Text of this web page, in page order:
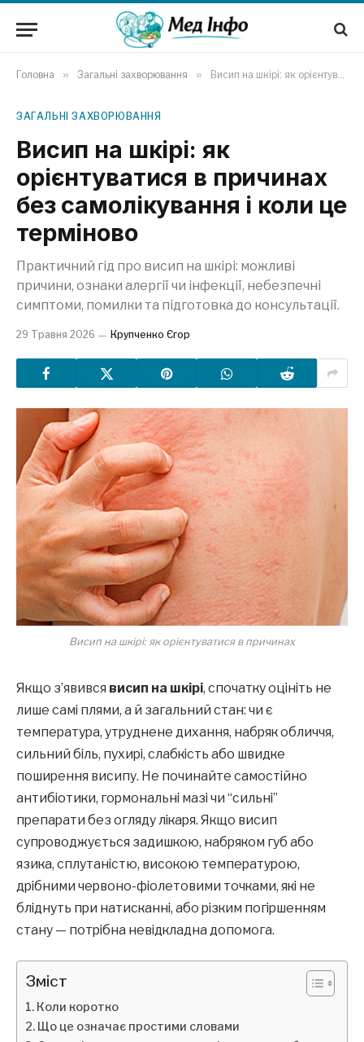
Головна » Загальні захворювання » Висип на шкірі: як орієнтуватися в причинах без самолікування і коли це терміново
ЗАГАЛЬНІ ЗАХВОРЮВАННЯ
Висип на шкірі: як
орієнтуватися в причинах
без самолікування і коли це
терміново
Практичний гід про висип на шкірі: можливі
причини, ознаки алергії чи інфекції, небезпечні
симптоми, помилки та підготовка до консультації.
29 Травня 2026 Крупченко Єгор
Висип на шкірі: як орієнтуватися в причинах
Якщо з’явився висип на шкірі, спочатку оцініть не
лише самі плями, а й загальний стан: чи є
температура, утруднене дихання, набряк обличчя,
сильний біль, пухирі, слабкість або швидке
поширення висипу. Не починайте самостійно
антибіотики, гормональні мазі чи “сильні”
препарати без огляду лікаря. Якщо висип
супроводжується задишкою, набряком губ або
язика, сплутаністю, високою температурою,
дрібними червоно-фіолетовими точками, які не
бліднуть при натисканні, або різким погіршенням
стану — потрібна невідкладна допомога.
Зміст
Коли коротко
Що це означає простими словами